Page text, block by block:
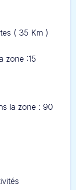
( 35 Km )
zone :15
la zone : 90